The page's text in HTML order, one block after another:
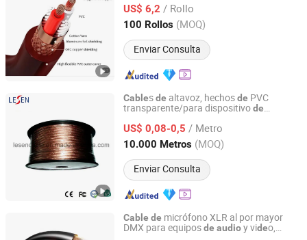
US$ 6,2 / Rollo
100 Rollos (MOQ)
Enviar Consulta
Zhejiang, China Desde 2019
Cablesde altavoz, hechosde PVC
transparente/para dispositivode
altavoz/certificado CE
US$ 0,08-0,5 / Metro
10.000 Metros (MOQ)
Enviar Consulta
Changzhou Lesen Electronics Technology Co., Ltd.
Jiangsu, China Desde 2010
Cable de micrófono XLR al por mayor
DMX para equiposde audioy video,
Foshan Yixiantian Technology Co., Ltd.